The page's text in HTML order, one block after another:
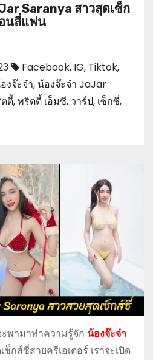
Saranya สาวสุดเซ็ก
อนลี่แฟน
Facebook, IG, Tiktok,
งจ๊ะจ๋า, น้องจ๊ะจ๋า JaJar
ตี้,พริตตี้ เอ็มซี, วาร์ป, เซ็กซี่,
ะพามาทำความรู้จัก น้องจ๊ะจ๋า
ซ็กส์ซี่สายครีเอเตอร์ เราจะเปิด